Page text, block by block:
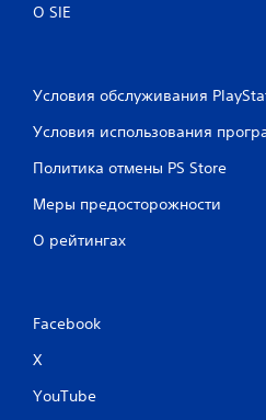
О SIE
Условия обслуживания
Условия использования
Политика отмены PS Store
Меры предосторожности
О рейтингах
Facebook
X
YouTube